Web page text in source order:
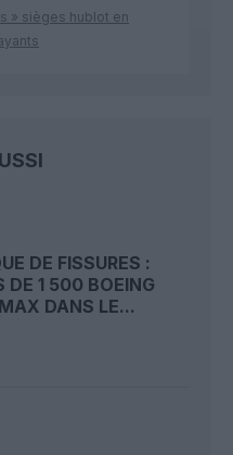
» sièges hublot en
DE FISSURES :
DE 1 500 BOEING
DANS LE...